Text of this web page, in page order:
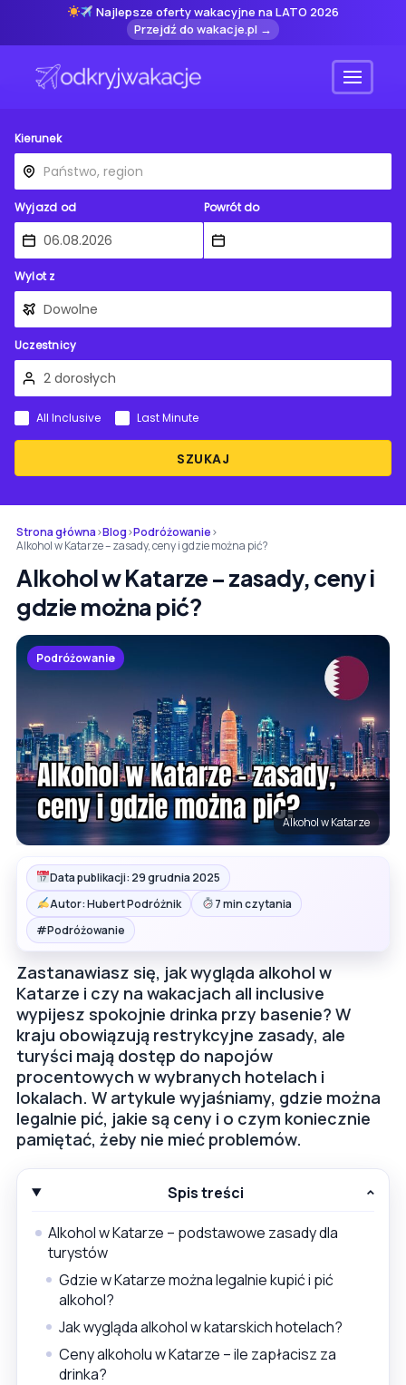
Najlepsze oferty wakacyjne na LATO 2026
Przejdź do wakacje.pl →
Menu
Kierunek
Wyjazd od Powrót do
Wylot z
Uczestnicy
SZUKAJ
All Inclusive Last Minute
Strona główna›Blog›Podróżowanie›
Alkohol w Katarze – zasady, ceny i gdzie można pić?
Alkohol w Katarze – zasady, ceny i
gdzie można pić?
Podróżowanie
Alkohol w Katarze
Data publikacji: 29 grudnia 2025
Autor: Hubert Podróżnik
7 min czytania
#Podróżowanie
Zastanawiasz się, jak wygląda alkohol w
Katarze i czy na wakacjach all inclusive
wypijesz spokojnie drinka przy basenie? W
kraju obowiązują restrykcyjne zasady, ale
turyści mają dostęp do napojów
procentowych w wybranych hotelach i
lokalach. W artykule wyjaśniamy, gdzie można
legalnie pić, jakie są ceny i o czym koniecznie
pamiętać, żeby nie mieć problemów.
Spis treści
Alkohol w Katarze – podstawowe zasady dla
turystów
Gdzie w Katarze można legalnie kupić i pić
alkohol?
Jak wygląda alkohol w katarskich hotelach?
Ceny alkoholu w Katarze – ile zapłacisz za
drinka?